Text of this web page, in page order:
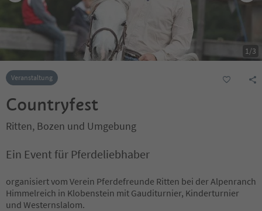
1/3
Veranstaltung
Countryfest
Ritten, Bozen und Umgebung
Ein Event für Pferdeliebhaber
organisiert vom Verein Pferdefreunde Ritten bei der Alpenranch
Himmelreich in Klobenstein mit Gauditurnier, Kinderturnier
und Westernslalom.